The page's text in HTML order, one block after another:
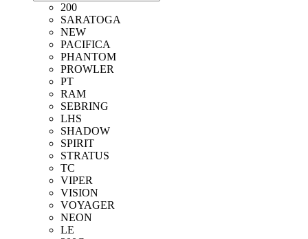
200
SARATOGA
NEW
PACIFICA
PHANTOM
PROWLER
PT
RAM
SEBRING
LHS
SHADOW
SPIRIT
STRATUS
TC
VIPER
VISION
VOYAGER
NEON
LE